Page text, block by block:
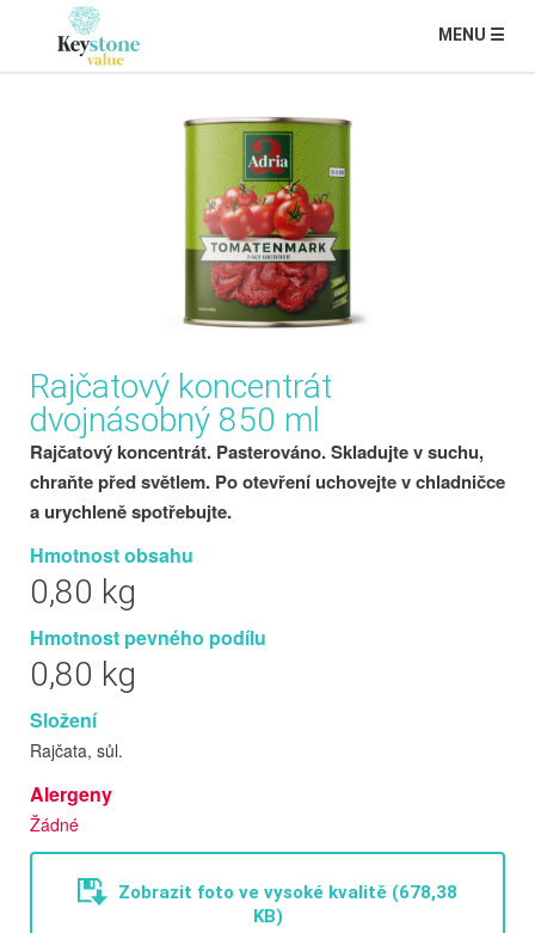
MENU ☰
Rajčatový koncentrát
dvojnásobný 850 ml
Rajčatový koncentrát. Pasterováno. Skladujte v suchu,
chraňte před světlem. Po otevření uchovejte v chladničce
a urychleně spotřebujte.
Hmotnost obsahu
0,80 kg
Hmotnost pevného podílu
0,80 kg
Složení
Rajčata, sůl.
Alergeny
Žádné
Zobrazit foto ve vysoké kvalitě (678,38
KB)